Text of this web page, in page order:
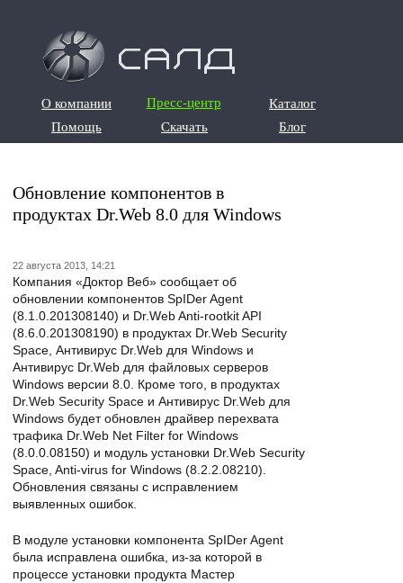
О компании
О компании Пресс-центр Каталог
Каталог
Помощь
Помощь Скачать
Скачать Блог
Блог
Обновление компонентов в
продуктах Dr.Web 8.0 для Windows
22 августа 2013, 14:21
Компания «Доктор Веб» сообщает об
обновлении компонентов SpIDer Agent
(8.1.0.201308140) и Dr.Web Anti-rootkit API
(8.6.0.201308190) в продуктах Dr.Web Security
Space, Антивирус Dr.Web для Windows и
Антивирус Dr.Web для файловых серверов
Windows версии 8.0. Кроме того, в продуктах
Dr.Web Security Space и Антивирус Dr.Web для
Windows будет обновлен драйвер перехвата
трафика Dr.Web Net Filter for Windows
(8.0.0.08150) и модуль установки Dr.Web Security
Space, Anti-virus for Windows (8.2.2.08210).
Обновления связаны с исправлением
выявленных ошибок.
В модуле установки компонента SpIDer Agent
была исправлена ошибка, из-за которой в
процессе установки продукта Мастер